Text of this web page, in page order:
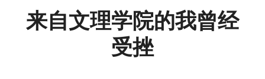
来自文理学院的我曾经
受挫